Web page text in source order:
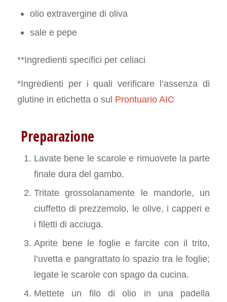
olio extravergine di oliva
sale e pepe
**Ingredienti specifici per celiaci
*Ingredienti per i quali verificare l’assenza di
glutine in etichetta o sul Prontuario AIC
Preparazione
Lavate bene le scarole e rimuovete la parte
finale dura del gambo.
Tritate grossolanamente le mandorle, un
ciuffetto di prezzemolo, le olive, i capperi e
i filetti di acciuga.
Aprite bene le foglie e farcite con il trito,
l’uvetta e pangrattato lo spazio tra le foglie;
legate le scarole con spago da cucina.
Mettete un filo di olio in una padella